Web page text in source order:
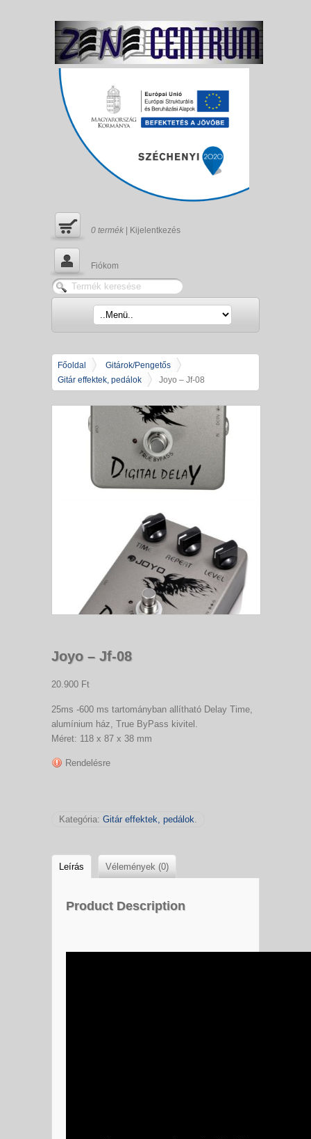
0 termék Kijelentkezés
Fiókom
Főoldal
Gitárok/Pengetős
Gitár effektek, pedálok
Joyo – Jf-08
Joyo – Jf-08
20.900 Ft
25ms -600 ms tartományban allítható Delay Time,
alumínium ház, True ByPass kivitel.
Méret: 118 x 87 x 38 mm
Rendelésre
Kategória: Gitár effektek, pedálok.
Leírás Vélemények (0)
Product Description